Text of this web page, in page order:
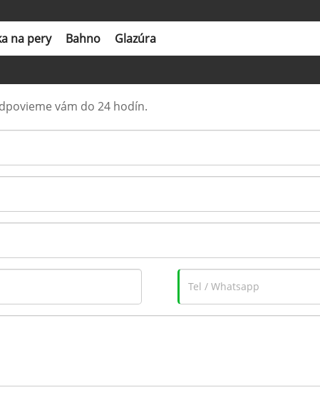
na pery Bahno Glazúra
vám do 24 hodín.